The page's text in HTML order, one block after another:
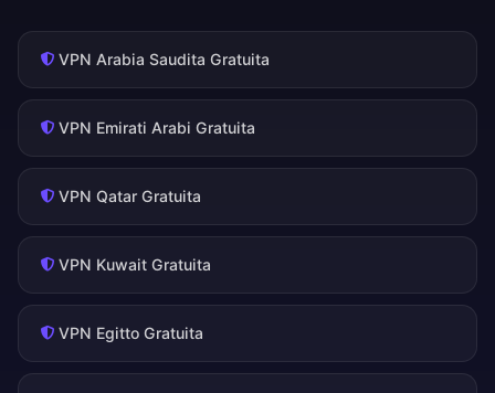
VPN Arabia Saudita Gratuita
VPN Emirati Arabi Gratuita
VPN Qatar Gratuita
VPN Kuwait Gratuita
VPN Egitto Gratuita